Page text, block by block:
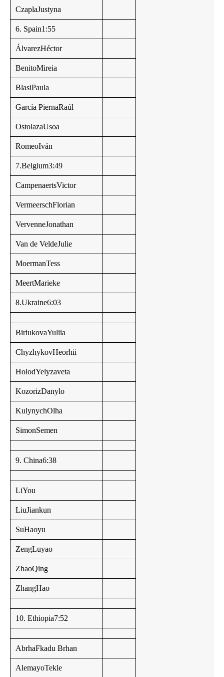
CzaplaJustyna
6. Spain1:55
ÁlvarezHéctor
BenitoMireia
BlasiPaula
García PiernaRaúl
OstolazaUsoa
RomeoIván
7.Belgium3:49
CampenaertsVictor
VermeerschFlorian
VervenneJonathan
Van de VeldeJulie
MoermanTess
MeertMarieke
8.Ukraine6:03
BiriukovaYuliia
ChyzhykovHeorhii
HolodYelyzaveta
KozorizDanylo
KulynychOlha
SimonSemen
9. China6:38
LiYou
LiuJiankun
SuHaoyu
ZengLuyao
ZhaoQing
ZhangHao
10. Ethiopia7:52
AbrhaFkadu Brhan
AlemayoTekle